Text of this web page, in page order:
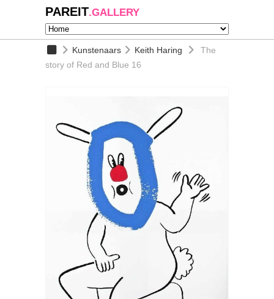
PAREIT.GALLERY
Kunstenaars Keith Haring
The
story of Red and Blue 16